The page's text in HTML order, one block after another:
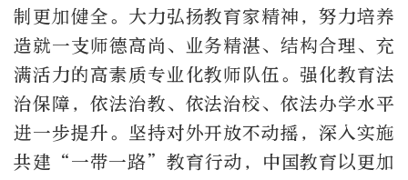
制更加健全。大力弘扬教育家精神，努力培养
造就一支师德高尚、业务精湛、结构合理、充
满活力的高素质专业化教师队伍。强化教育法
治保障，依法治教、依法治校、依法办学水平
进一步提升。坚持对外开放不动摇，深入实施
共建“一带一路”教育行动，中国教育以更加